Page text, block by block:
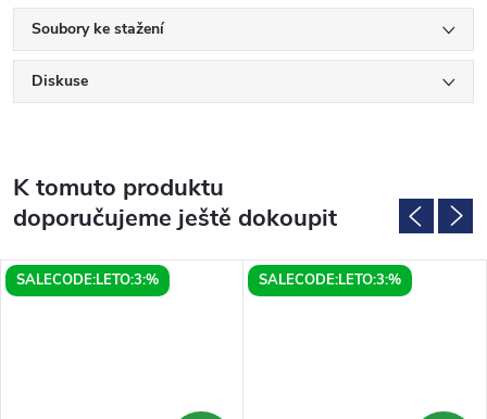
Soubory ke stažení
Diskuse
K tomuto produktu
doporučujeme ještě dokoupit
SALECODE:LETO:3:% SALECODE:LETO:3:%